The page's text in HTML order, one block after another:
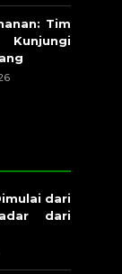
Tim
dari
dari